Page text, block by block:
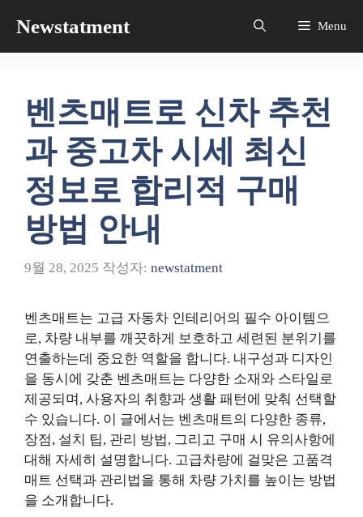
츠
Newstatment Menu
벤츠매트로 신차 추천
과 중고차 시세 최신
정보로 합리적 구매
방법 안내
9월 28, 2025 작성자: newstatment
벤츠매트는 고급 자동차 인테리어의 필수 아이템으
로, 차량 내부를 깨끗하게 보호하고 세련된 분위기를
연출하는데 중요한 역할을 합니다. 내구성과 디자인
을 동시에 갖춘 벤츠매트는 다양한 소재와 스타일로
제공되며, 사용자의 취향과 생활 패턴에 맞춰 선택할
수 있습니다. 이 글에서는 벤츠매트의 다양한 종류,
장점, 설치 팁, 관리 방법, 그리고 구매 시 유의사항에
대해 자세히 설명합니다. 고급차량에 걸맞은 고품격
매트 선택과 관리법을 통해 차량 가치를 높이는 방법
을 소개합니다.